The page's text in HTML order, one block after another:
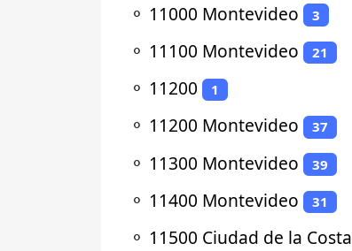
⚬ 11000 Montevideo 3
⚬ 11100 Montevideo 21
⚬ 11200 1
⚬ 11200 Montevideo 37
⚬ 11300 Montevideo 39
⚬ 11400 Montevideo 31
⚬ 11500 Ciudad de la Costa